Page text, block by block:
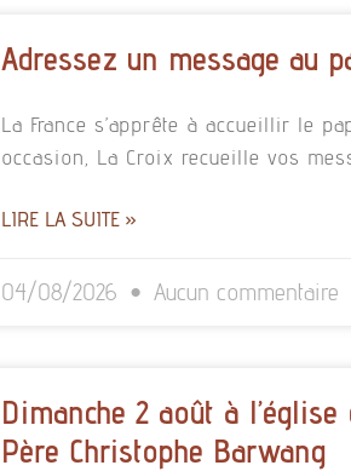
Adressez un message au
La France s’apprête à accueillir le
occasion, La Croix recueille vos
LIRE LA SUITE »
04/08/2026 Aucun commentaire
Dimanche 2 août à
Père Christophe Barwang